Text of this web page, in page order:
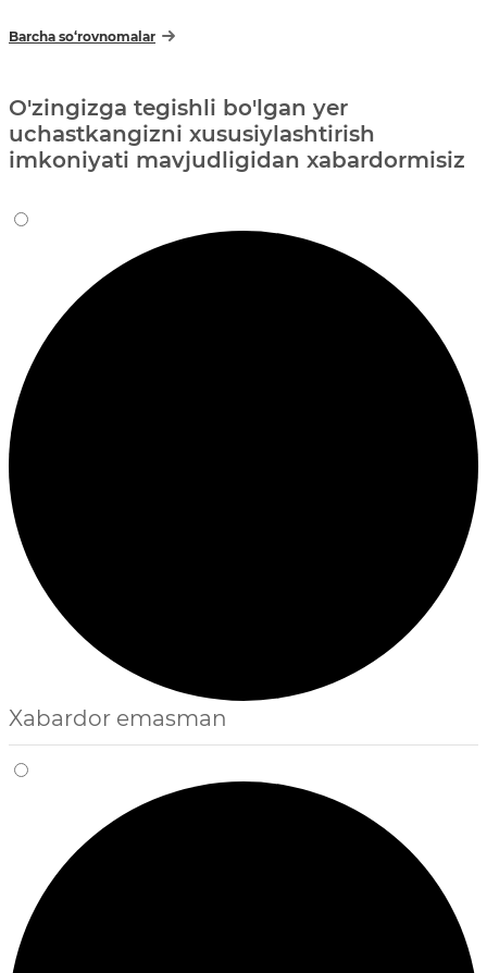
Barcha so‘rovnomalar
O'zingizga tegishli bo'lgan yer
uchastkangizni xususiylashtirish
imkoniyati mavjudligidan xabardormisiz
Xabardor emasman